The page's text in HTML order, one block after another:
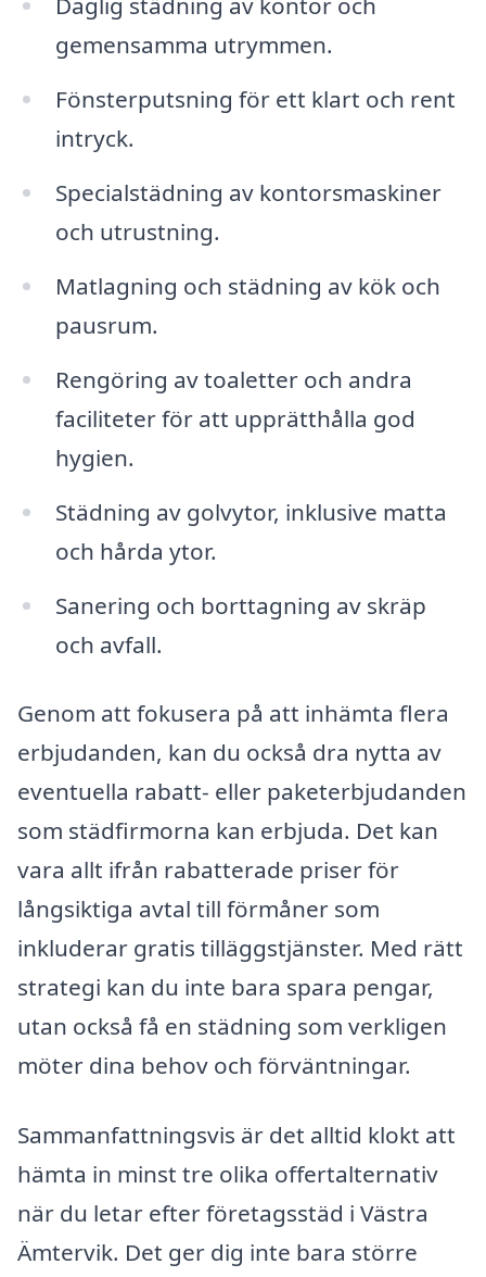
gemensamma utrymmen.
Fönsterputsning för ett klart och rent
intryck.
Specialstädning av kontorsmaskiner
och utrustning.
Matlagning och städning av kök och
pausrum.
Rengöring av toaletter och andra
faciliteter för att upprätthålla god
hygien.
Städning av golvytor, inklusive matta
och hårda ytor.
Sanering och borttagning av skräp
och avfall.
Genom att fokusera på att inhämta flera
erbjudanden, kan du också dra nytta av
eventuella rabatt- eller paketerbjudanden
som städfirmorna kan erbjuda. Det kan
vara allt ifrån rabatterade priser för
långsiktiga avtal till förmåner som
inkluderar gratis tilläggstjänster. Med rätt
strategi kan du inte bara spara pengar,
utan också få en städning som verkligen
möter dina behov och förväntningar.
Sammanfattningsvis är det alltid klokt att
hämta in minst tre olika offertalternativ
när du letar efter företagsstäd i Västra
Ämtervik. Det ger dig inte bara större